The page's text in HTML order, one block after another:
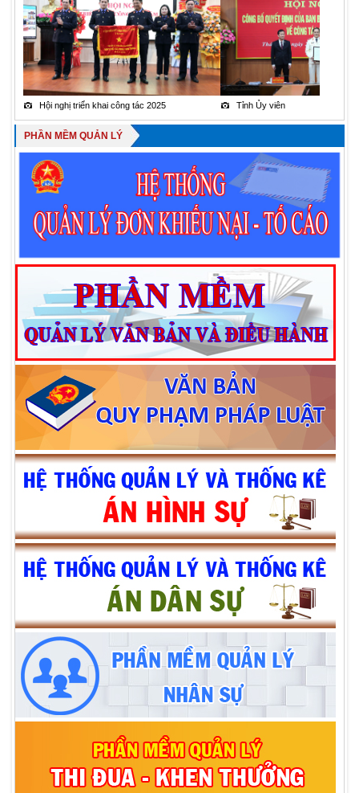
Hội nghị triển khai công tác 2025 Tỉnh Ủy viên
PHẦN MỀM QUẢN LÝ